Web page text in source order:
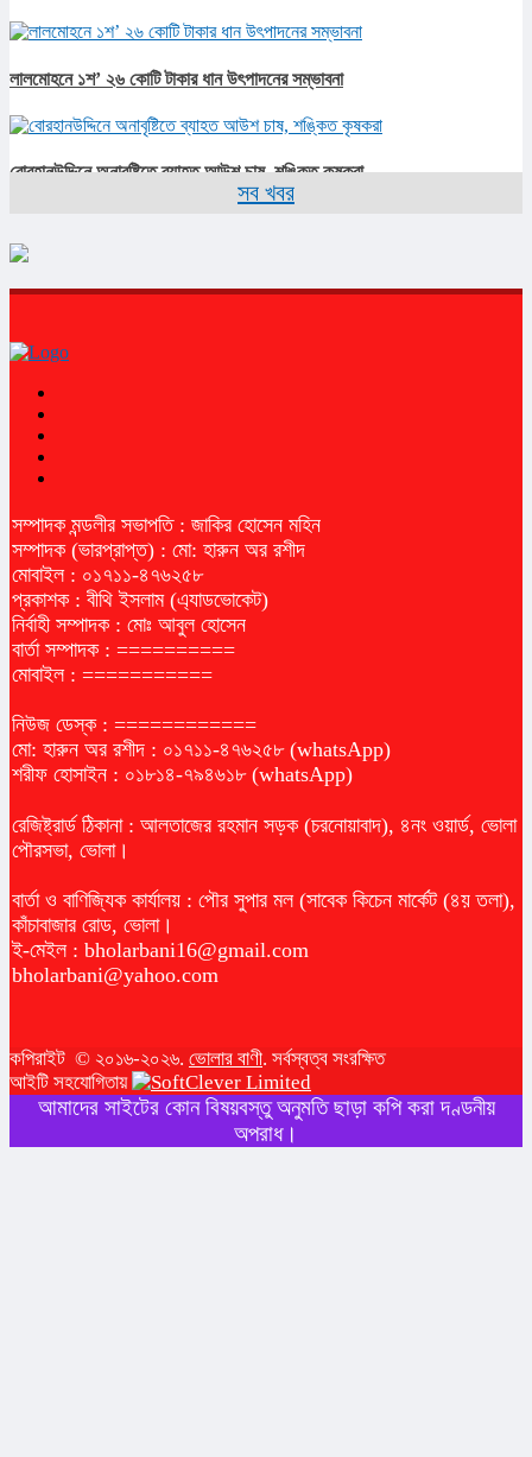
লালমোহনে ১শ’ ২৬ কোটি টাকার ধান উৎপাদনের সম্ভাবনা
বোরহানউদ্দিনে অনাবৃষ্টিতে ব্যাহত আউশ চাষ, শঙ্কিত কৃষকরা
সব খবর
সম্পাদক মন্ডলীর সভাপতি : জাকির হোসেন মহিন
সম্পাদক (ভারপ্রাপ্ত) : মো: হারুন অর রশীদ
মোবাইল : ০১৭১১-৪৭৬২৫৮
প্রকাশক : বীথি ইসলাম (এ্যাডভোকেট)
নির্বাহী সম্পাদক : মোঃ আবুল হোসেন
বার্তা সম্পাদক : ==========
মোবাইল : ===========
নিউজ ডেস্ক : ============
মো: হারুন অর রশীদ : ০১৭১১-৪৭৬২৫৮ (whatsApp)
শরীফ হোসাইন : ০১৮১৪-৭৯৪৬১৮ (whatsApp)
রেজিষ্ট্রার্ড ঠিকানা : আলতাজের রহমান সড়ক (চরনোয়াবাদ), ৪নং ওয়ার্ড, ভোলা
পৌরসভা, ভোলা।
বার্তা ও বাণিজ্যিক কার্যালয় : পৌর সুপার মল (সাবেক কিচেন মার্কেট (৪য় তলা),
কাঁচাবাজার রোড, ভোলা।
ই-মেইল : bholarbani16@gmail.com
bholarbani@yahoo.com
কপিরাইট © ২০১৬-২০২৬. ভোলার বাণী. সর্বস্বত্ব সংরক্ষিত
আইটি সহযোগিতায়
আমাদের সাইটের কোন বিষয়বস্তু অনুমতি ছাড়া কপি করা দণ্ডনীয়
অপরাধ।